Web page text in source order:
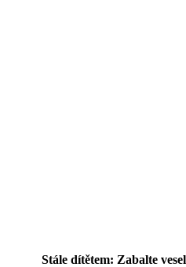
Stále dítětem: Zabalte